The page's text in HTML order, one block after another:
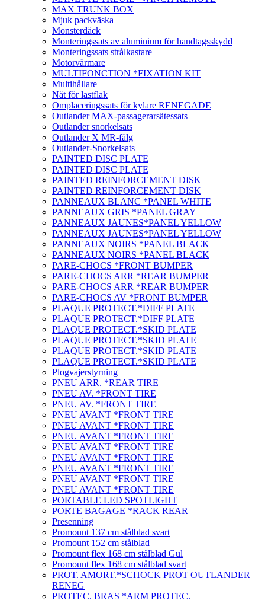
MAX TRUNK BOX
Mjuk packväska
Monsterdäck
Monteringssats av aluminium för handtagsskydd
Monteringssats strålkastare
Motorvärmare
MULTIFONCTION *FIXATION KIT
Multihållare
Nät för lastflak
Omplaceringssats för kylare RENEGADE
Outlander MAX-passagerarsätessats
Outlander snorkelsats
Outlander X MR-fälg
Outlander-Snorkelsats
PAINTED DISC PLATE
PAINTED DISC PLATE
PAINTED REINFORCEMENT DISK
PAINTED REINFORCEMENT DISK
PANNEAUX BLANC *PANEL WHITE
PANNEAUX GRIS *PANEL GRAY
PANNEAUX JAUNES*PANEL YELLOW
PANNEAUX JAUNES*PANEL YELLOW
PANNEAUX NOIRS *PANEL BLACK
PANNEAUX NOIRS *PANEL BLACK
PARE-CHOCS *FRONT BUMPER
PARE-CHOCS ARR *REAR BUMPER
PARE-CHOCS ARR *REAR BUMPER
PARE-CHOCS AV *FRONT BUMPER
PLAQUE PROTECT.*DIFF PLATE
PLAQUE PROTECT.*DIFF PLATE
PLAQUE PROTECT.*SKID PLATE
PLAQUE PROTECT.*SKID PLATE
PLAQUE PROTECT.*SKID PLATE
PLAQUE PROTECT.*SKID PLATE
Plogvajerstyrning
PNEU ARR. *REAR TIRE
PNEU AV. *FRONT TIRE
PNEU AV. *FRONT TIRE
PNEU AVANT *FRONT TIRE
PNEU AVANT *FRONT TIRE
PNEU AVANT *FRONT TIRE
PNEU AVANT *FRONT TIRE
PNEU AVANT *FRONT TIRE
PNEU AVANT *FRONT TIRE
PNEU AVANT *FRONT TIRE
PNEU AVANT *FRONT TIRE
PORTABLE LED SPOTLIGHT
PORTE BAGAGE *RACK REAR
Presenning
Promount 137 cm stålblad svart
Promount 152 cm stålblad
Promount flex 168 cm stålblad Gul
Promount flex 168 cm stålblad svart
PROT. AMORT.*SCHOCK PROT OUTLANDER
RENEG
PROTEC. BRAS *ARM PROTEC.